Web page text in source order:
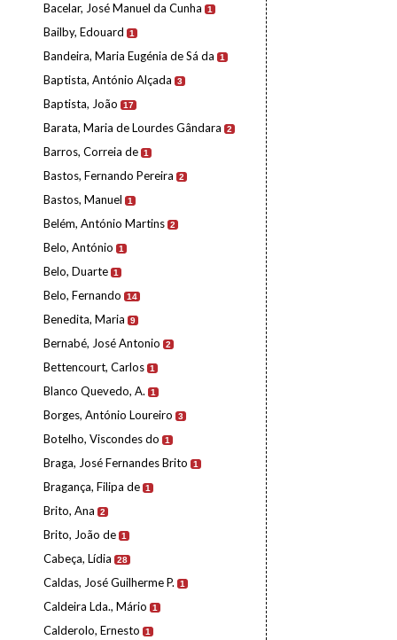
Bacelar, José Manuel da Cunha 1
Bailby, Edouard 1
Bandeira, Maria Eugénia de Sá da 1
Baptista, António Alçada 3
Baptista, João 17
Barata, Maria de Lourdes Gândara 2
Barros, Correia de 1
Bastos, Fernando Pereira 2
Bastos, Manuel 1
Belém, António Martins 2
Belo, António 1
Belo, Duarte 1
Belo, Fernando 14
Benedita, Maria 9
Bernabé, José Antonio 2
Bettencourt, Carlos 1
Blanco Quevedo, A. 1
Borges, António Loureiro 3
Botelho, Viscondes do 1
Braga, José Fernandes Brito 1
Bragança, Filipa de 1
Brito, Ana 2
Brito, João de 1
Cabeça, Lídia 28
Caldas, José Guilherme P. 1
Caldeira Lda., Mário 1
Calderolo, Ernesto 1